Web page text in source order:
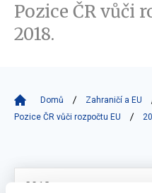
Pozice ČR vůči
2018.
Domů Zahraničí a EU
Pozice ČR vůči rozpočtu EU
Vyberte
2018